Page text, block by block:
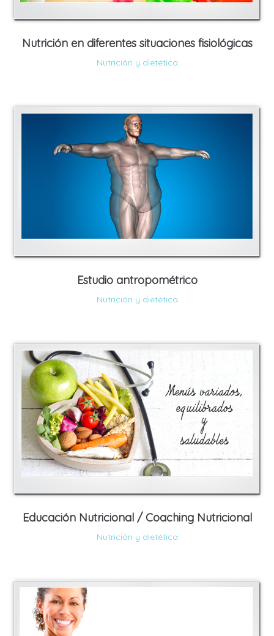
Nutrición en diferentes situaciones fisiológicas
Nutrición y dietética
Estudio antropométrico
Nutrición y dietética
Educación Nutricional / Coaching Nutricional
Nutrición y dietética